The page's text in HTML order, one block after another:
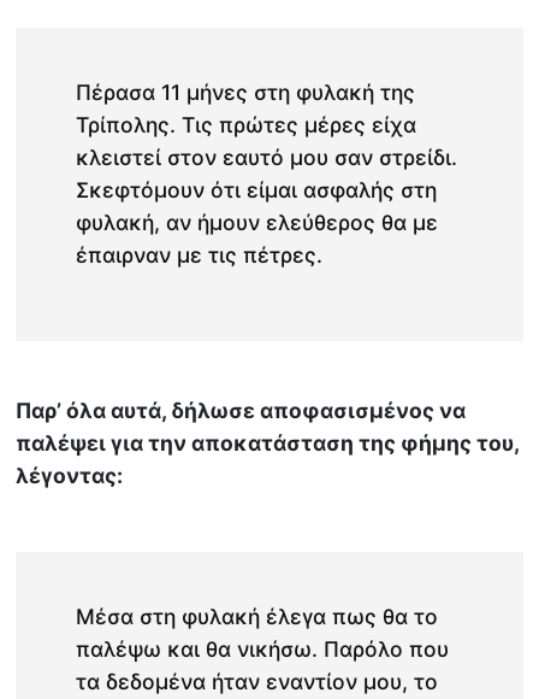
Πέρασα 11 μήνες στη φυλακή της
Τρίπολης. Τις πρώτες μέρες είχα
κλειστεί στον εαυτό μου σαν στρείδι.
Σκεφτόμουν ότι είμαι ασφαλής στη
φυλακή, αν ήμουν ελεύθερος θα με
έπαιρναν με τις πέτρες.
Παρ’ όλα αυτά, δήλωσε αποφασισμένος να
παλέψει για την αποκατάσταση της φήμης του,
λέγοντας:
Μέσα στη φυλακή έλεγα πως θα το
παλέψω και θα νικήσω. Παρόλο που
τα δεδομένα ήταν εναντίον μου, το